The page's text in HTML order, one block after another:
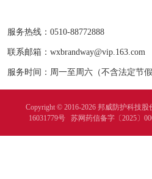
服务热线：0510-88772888
联系邮箱：wxbrandway@vip.163.com
服务时间：周一至周六（不含法定节
Copyright © 2016-2026 邦威防护科技
16031779号
苏网药信备字〔2025〕